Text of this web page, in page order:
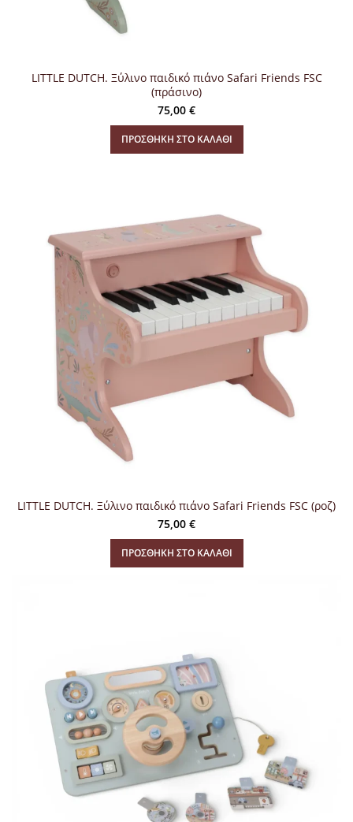
LITTLE DUTCH. Ξύλινο παιδικό πιάνο Safari Friends FSC
(πράσινο)
75,00 €
ΠΡΟΣΘΉΚΗ ΣΤΟ ΚΑΛΆΘΙ
LITTLE DUTCH. Ξύλινο παιδικό πιάνο Safari Friends FSC (ροζ)
75,00 €
ΠΡΟΣΘΉΚΗ ΣΤΟ ΚΑΛΆΘΙ